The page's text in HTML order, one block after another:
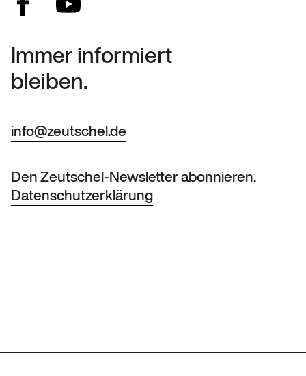
Immer informiert
bleiben.
info@zeutschel.de
Den Zeutschel-Newsletter abonnieren.
Datenschutzerklärung